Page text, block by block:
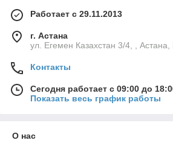
Работает с 29.11.2013
г. Астана
ул. Егемен Казахстан 3/4, , Астана,
Контакты
Сегодня работает с 09:00 до
Показать весь график работы
О нас